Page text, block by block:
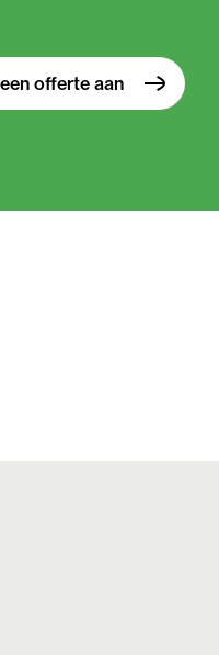
offerte aan